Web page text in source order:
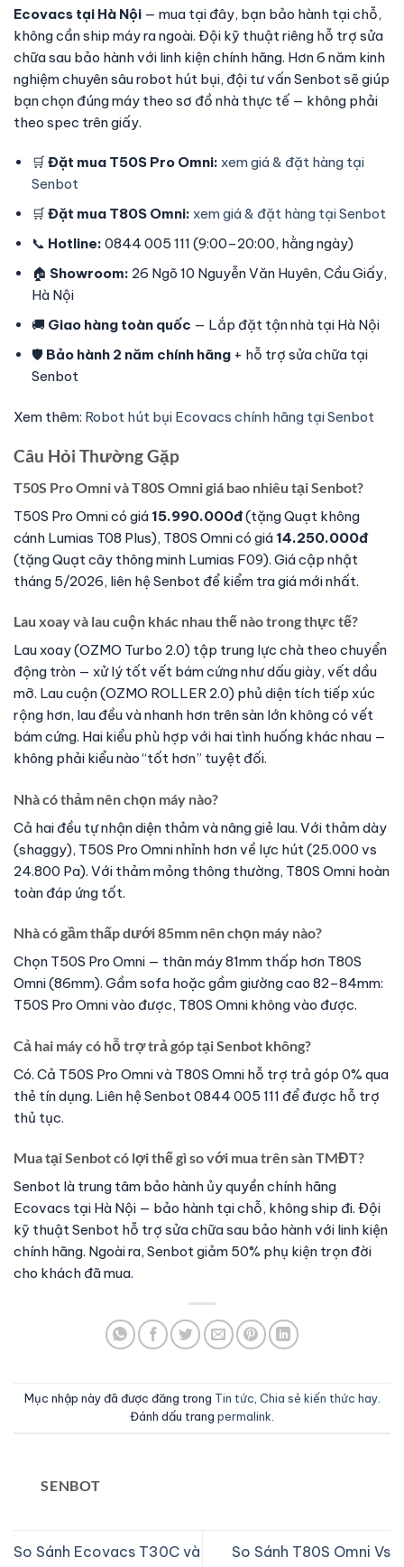
Ecovacs tại Hà Nội — mua tại đây, bạn bảo hành tại chỗ,
không cần ship máy ra ngoài. Đội kỹ thuật riêng hỗ trợ sửa
chữa sau bảo hành với linh kiện chính hãng. Hơn 6 năm kinh
nghiệm chuyên sâu robot hút bụi, đội tư vấn Senbot sẽ giúp
bạn chọn đúng máy theo sơ đồ nhà thực tế — không phải
theo spec trên giấy.
🛒 Đặt mua T50S Pro Omni: xem giá & đặt hàng tại
Senbot
🛒 Đặt mua T80S Omni: xem giá & đặt hàng tại Senbot
📞 Hotline: 0844 005 111 (9:00–20:00, hằng ngày)
🏠 Showroom: 26 Ngõ 10 Nguyễn Văn Huyên, Cầu Giấy,
Hà Nội
🚚 Giao hàng toàn quốc — Lắp đặt tận nhà tại Hà Nội
🛡️ Bảo hành 2 năm chính hãng+ hỗ trợ sửa chữa tại
Senbot
Xem thêm: Robot hút bụi Ecovacs chính hãng tại Senbot
Câu Hỏi Thường Gặp
T50S Pro Omni và T80S Omni giá bao nhiêu tại Senbot?
T50S Pro Omni có giá15.990.000đ(tặng Quạt không
cánh Lumias T08 Plus), T80S Omni có giá14.250.000đ
(tặng Quạt cây thông minh Lumias F09). Giá cập nhật
tháng 5/2026, liên hệ Senbot để kiểm tra giá mới nhất.
Lau xoay và lau cuộn khác nhau thế nào trong thực tế?
Lau xoay (OZMO Turbo 2.0) tập trung lực chà theo chuyển
động tròn — xử lý tốt vết bám cứng như dấu giày, vết dầu
mỡ. Lau cuộn (OZMO ROLLER 2.0) phủ diện tích tiếp xúc
rộng hơn, lau đều và nhanh hơn trên sàn lớn không có vết
bám cứng. Hai kiểu phù hợp với hai tình huống khác nhau —
không phải kiểu nào “tốt hơn” tuyệt đối.
Nhà có thảm nên chọn máy nào?
Cả hai đều tự nhận diện thảm và nâng giẻ lau. Với thảm dày
(shaggy), T50S Pro Omni nhỉnh hơn về lực hút (25.000 vs
24.800 Pa). Với thảm mỏng thông thường, T80S Omni hoàn
toàn đáp ứng tốt.
Nhà có gầm thấp dưới 85mm nên chọn máy nào?
Chọn T50S Pro Omni — thân máy 81mm thấp hơn T80S
Omni (86mm). Gầm sofa hoặc gầm giường cao 82–84mm:
T50S Pro Omni vào được, T80S Omni không vào được.
Cả hai máy có hỗ trợ trả góp tại Senbot không?
Có. Cả T50S Pro Omni và T80S Omni hỗ trợ trả góp 0% qua
thẻ tín dụng. Liên hệ Senbot 0844 005 111 để được hỗ trợ
thủ tục.
Mua tại Senbot có lợi thế gì so với mua trên sàn TMĐT?
Senbot là trung tâm bảo hành ủy quyền chính hãng
Ecovacs tại Hà Nội — bảo hành tại chỗ, không ship đi. Đội
kỹ thuật Senbot hỗ trợ sửa chữa sau bảo hành với linh kiện
chính hãng. Ngoài ra, Senbot giảm 50% phụ kiện trọn đời
cho khách đã mua.
Mục nhập này đã được đăng trong Tin tức Chia sẻ kiến thức hay.
Đánh dấu trang permalink
SENBOT
So Sánh Ecovacs T30C và
So Sánh T80S Omni Vs